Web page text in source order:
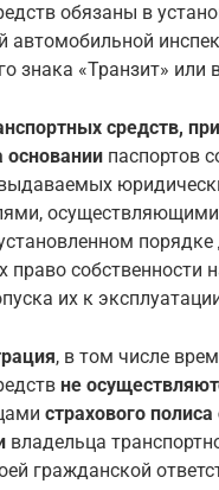
обязаны в
автомобильной
знака «Транзит» или
средств,
основании паспортов
выдаваемых
право собственности
их к
, в том числе
не
страхового
владельца
гражданской